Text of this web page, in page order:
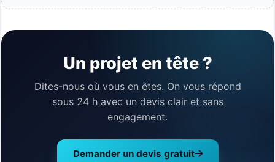
Un projet en tête ?
Dites-nous où vous en êtes. On vous répond
sous 24 h avec un devis clair et sans
engagement.
Demander un devis gratuit